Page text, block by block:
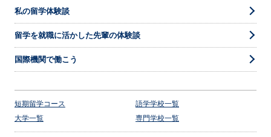
私の留学体験談
留学を就職に活かした先輩の体験談
国際機関で働こう
短期留学コース
語学学校一覧
大学一覧
専門学校一覧